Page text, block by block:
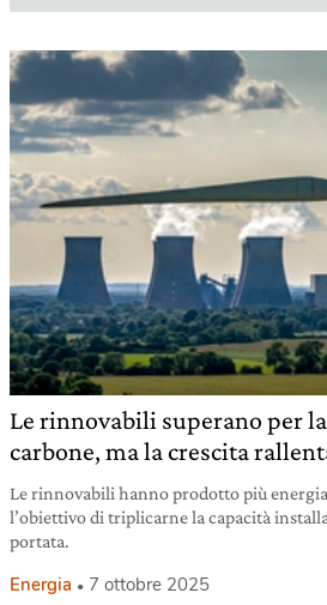
Le rinnovabili superano per
carbone, ma la crescita
Le rinnovabili hanno prodotto più
l’obiettivo di triplicarne la capacità
portata.
Energia 7 ottobre 2025